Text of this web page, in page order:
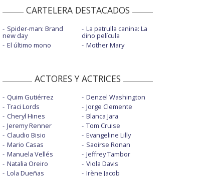
CARTELERA DESTACADOS
Spider-man: Brand
new day
El último mono
La patrulla canina: La
dino película
Mother Mary
ACTORES Y ACTRICES
Quim Gutiérrez
Traci Lords
Cheryl Hines
Jeremy Renner
Claudio Bisio
Mario Casas
Manuela Vellés
Natalia Oreiro
Lola Dueñas
Denzel Washington
Jorge Clemente
Blanca Jara
Tom Cruise
Evangeline Lilly
Saoirse Ronan
Jeffrey Tambor
Viola Davis
Irène Jacob